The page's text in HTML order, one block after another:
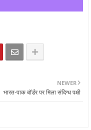
NEWER
भारत-पाक बॉर्डर पर मिला संदिग्ध पक्षी